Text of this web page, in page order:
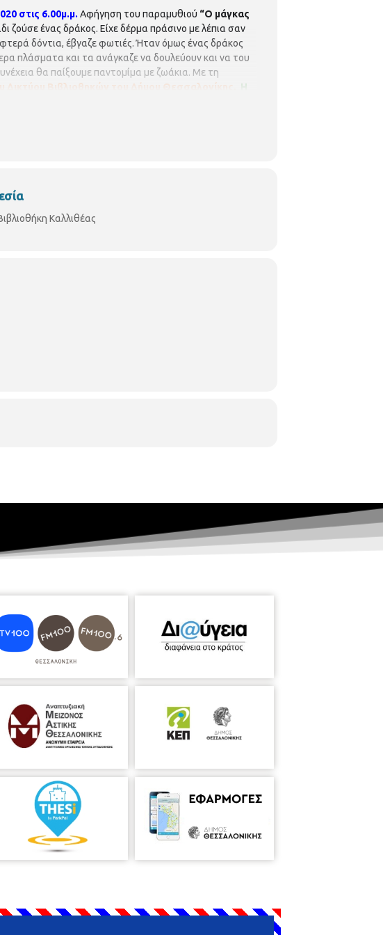
στις 6.00μ.μ. Αφήγηση του παραμυθιού “Ο μάγκας
ζούσε ένας δράκος. Είχε δέρμα πράσινο με λέπια σαν
δόντια, έβγαζε φωτιές. Ήταν όμως ένας δράκος
πλάσματα και τα ανάγκαζε να δουλεύουν και να του
θα παίξουμε παντομίμα με ζωάκια. Με τη
Δικτύου Βιβλιοθηκών του Δήμου Θεσσαλονίκης.
Η
Καλλιθέας